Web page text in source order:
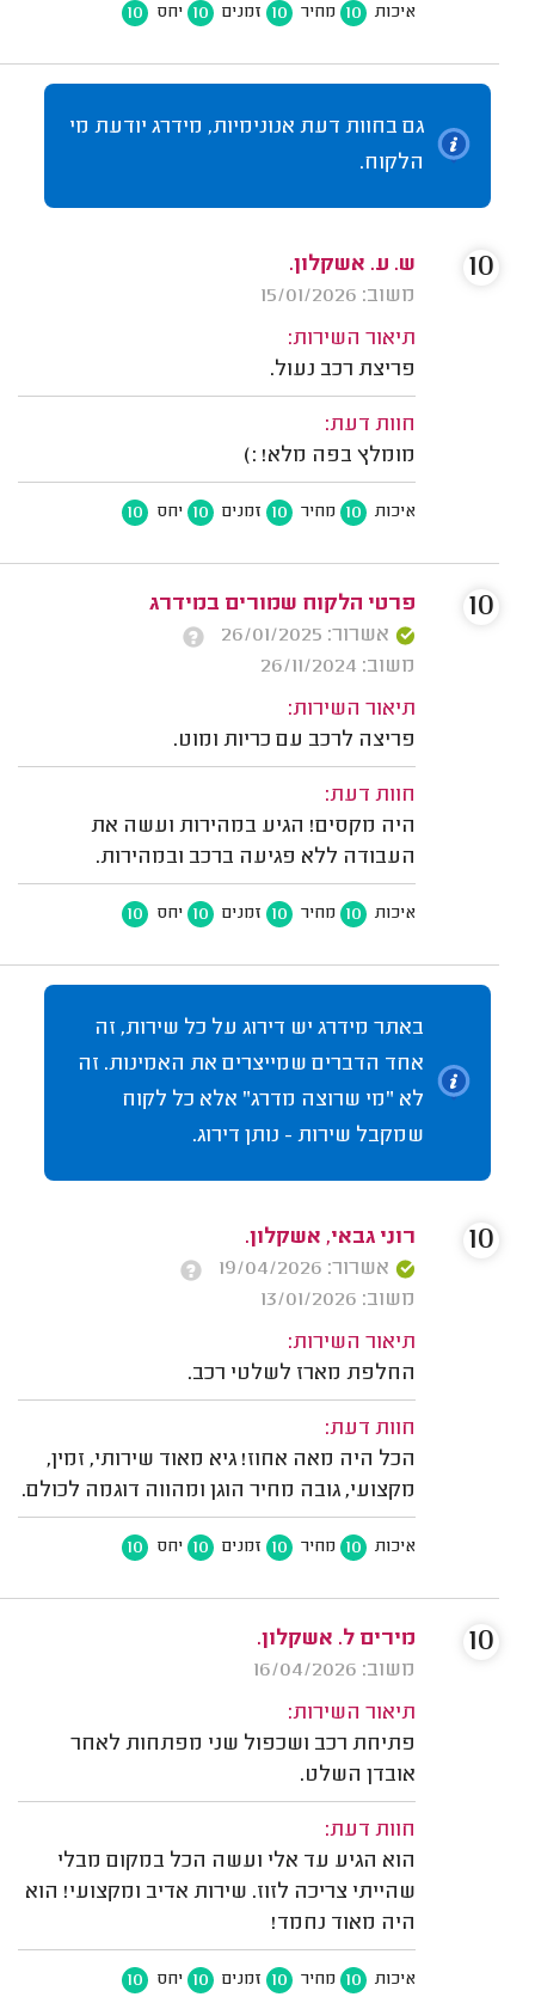
איכות 10 מחיר 10 זמנים 10 יחס 10
גם בחוות דעת אנונימיות, מידרג יודעת מי
הלקוח.
ש. ע. אשקלון.
משוב: 15/01/2026
תיאור השירות:
פריצת רכב נעול.
חוות דעת:
מומלץ בפה מלא! :)
איכות 10 מחיר 10 זמנים 10 יחס 10
10
פרטי הלקוח שמורים במידרג
אשרור: 26/01/2025
משוב: 26/11/2024
תיאור השירות:
פריצה לרכב עם כריות ומוט.
חוות דעת:
היה מקסים! הגיע במהירות ועשה את
העבודה ללא פגיעה ברכב ובמהירות.
איכות 10 מחיר 10 זמנים 10 יחס 10
10
באתר מידרג יש דירוג על כל שירות, זה
אחד הדברים שמייצרים את האמינות. זה
לא "מי שרוצה מדרג" אלא כל לקוח
שמקבל שירות - נותן דירוג.
רוני גבאי, אשקלון.
אשרור: 19/04/2026
משוב: 13/01/2026
תיאור השירות:
החלפת מארז לשלטי רכב.
חוות דעת:
הכל היה מאה אחוז! גיא מאוד שירותי, זמין,
מקצועי, גובה מחיר הוגן ומהווה דוגמה לכולם.
איכות 10 מחיר 10 זמנים 10 יחס 10
10
מירים ל. אשקלון.
משוב: 16/04/2026
תיאור השירות:
פתיחת רכב ושכפול שני מפתחות לאחר
אובדן השלט.
חוות דעת:
הוא הגיע עד אלי ועשה הכל במקום מבלי
שהייתי צריכה לזוז. שירות אדיב ומקצועי! הוא
היה מאוד נחמד!
איכות 10 מחיר 10 זמנים 10 יחס 10
10